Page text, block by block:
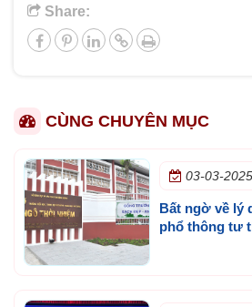
Share:
CÙNG CHUYÊN MỤC
03-03-2025
Bất ngờ về lý
phổ thông tư